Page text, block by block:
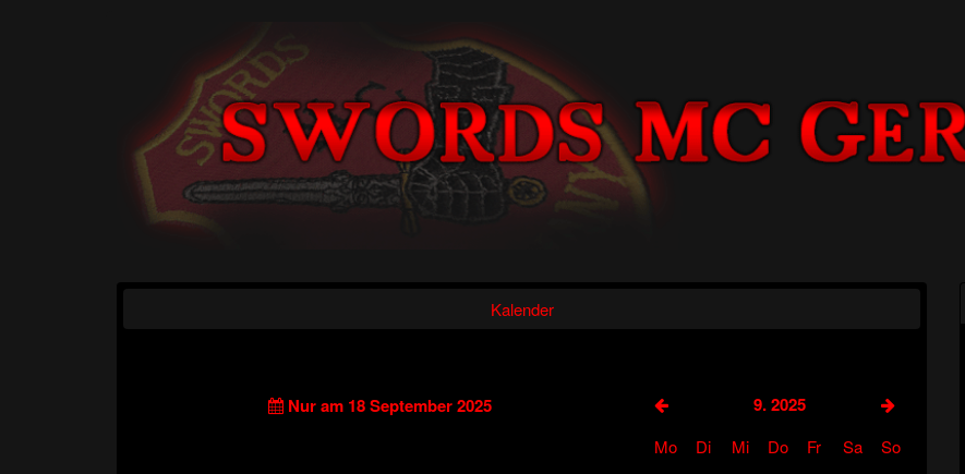
Kalender
Nur am 18 September 2025 9. 2025
Mo Di Mi Do Fr Sa
So